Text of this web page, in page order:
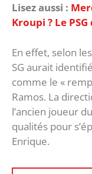
Lisez aussi :
Kroupi ? Le
En effet, selon
SG aurait
comme le «
Ramos. La
l’ancien joueur
qualités pour
Enrique.